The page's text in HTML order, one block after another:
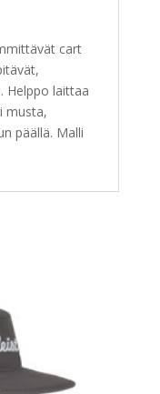
e cart
Helppo laittaa
musta,
päällä. Malli